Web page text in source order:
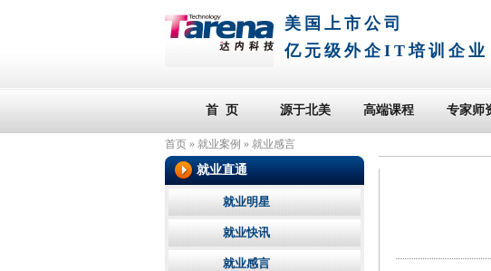
美国上市公司
亿元级外企IT培训企业
首 页 源于北美 高端课程 专家师
首页 » 就业案例 » 就业感言
就业直通
就业明星
就业快讯
就业感言